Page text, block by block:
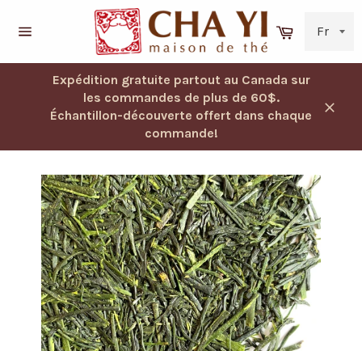
Panier
Expédition gratuite partout au Canada sur
les commandes de plus de 60$.
Échantillon-découverte offert dans chaque
commande!